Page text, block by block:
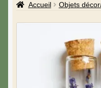
Le Studio
A propos de moi
Accueil Objets